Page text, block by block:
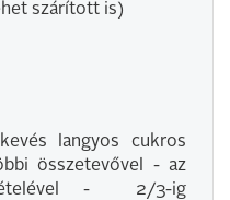
szárított is)
langyos cukros
összetevővel - az
- 2/3-ig